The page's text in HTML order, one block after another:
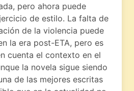
pero ahora puede
de estilo. La falta de
de la violencia puede
la era post-ETA, pero es
cuenta el contexto en el
la novela sigue siendo
de las mejores escritas